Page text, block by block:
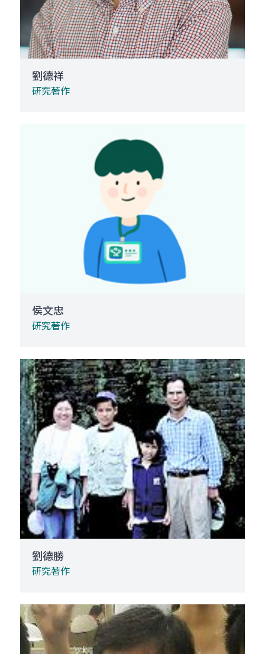
劉德祥
研究著作
侯文忠
研究著作
劉德勝
研究著作